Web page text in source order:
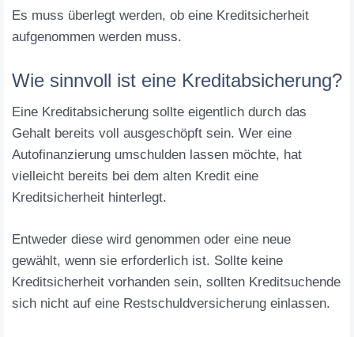
Es muss überlegt werden, ob eine Kreditsicherheit
aufgenommen werden muss.
Wie sinnvoll ist eine Kreditabsicherung?
Eine Kreditabsicherung sollte eigentlich durch das
Gehalt bereits voll ausgeschöpft sein. Wer eine
Autofinanzierung umschulden lassen möchte, hat
vielleicht bereits bei dem alten Kredit eine
Kreditsicherheit hinterlegt.
Entweder diese wird genommen oder eine neue
gewählt, wenn sie erforderlich ist. Sollte keine
Kreditsicherheit vorhanden sein, sollten Kreditsuchende
sich nicht auf eine Restschuldversicherung einlassen.